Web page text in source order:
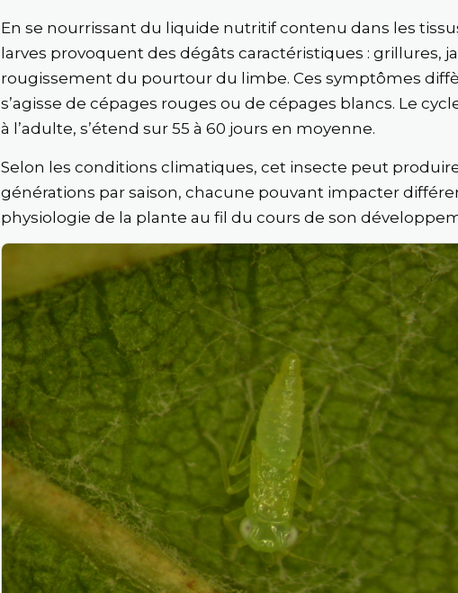
En se nourrissant du liquide nutritif contenu dans les
larves provoquent des dégâts caractéristiques : grillures,
rougissement du pourtour du limbe. Ces symptômes
s’agisse de cépages rouges ou de cépages blancs. Le
à l’adulte, s’étend sur 55 à 60 jours en moyenne.
Selon les conditions climatiques, cet insecte peut
générations par saison, chacune pouvant impacter
physiologie de la plante au fil du cours de son